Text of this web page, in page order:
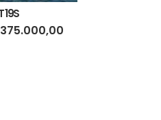
19S
375.000,00